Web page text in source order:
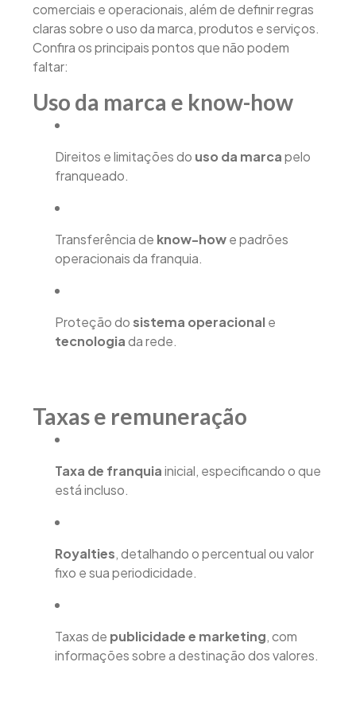
comerciais e operacionais, além de definir regras
claras sobre o uso da marca, produtos e serviços.
Confira os principais pontos que não podem
faltar:
Uso da marca e know-how
Direitos e limitações do uso da marcapelo
franqueado.
Transferência de know-howe padrões
operacionais da franquia.
Proteção dosistema operacionale
tecnologiada rede.
Taxas e remuneração
Taxa de franquiainicial, especificando o que
está incluso.
Royalties, detalhando o percentual ou valor
fixo e sua periodicidade.
Taxas de publicidade e marketing, com
informações sobre a destinação dos valores.